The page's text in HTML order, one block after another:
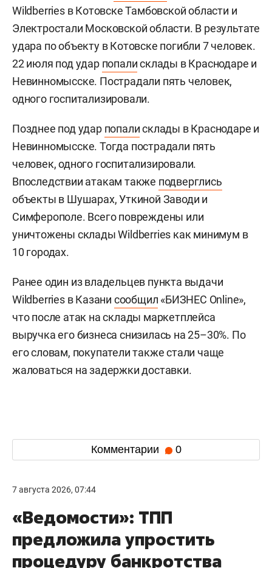
Wildberries в Котовске Тамбовской области и
Электростали Московской области. В результате
удара по объекту в Котовске погибли 7 человек.
22 июля под удар попалисклады в Краснодаре и
Невинномысске. Пострадали пять человек,
одного госпитализировали.
Позднее под удар попалисклады в Краснодаре и
Невинномысске. Тогда пострадали пять
человек, одного госпитализировали.
Впоследствии атакам также подверглись
объекты в Шушарах, Уткиной Заводи и
Симферополе. Всего повреждены или
уничтожены склады Wildberries как минимум в
10 городах.
Ранее один из владельцев пункта выдачи
Wildberries в Казани сообщил «БИЗНЕС Online»,
что после атак на склады маркетплейса
выручка его бизнеса снизилась на 25–30%. По
его словам, покупатели также стали чаще
жаловаться на задержки доставки.
Комментарии 0
7 августа 2026, 07:44
«Ведомости»: ТПП
предложила упростить
процедуру банкротства